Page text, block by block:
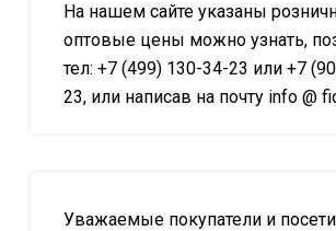
На нашем сайте указаны
оптовые цены можно узнать,
тел: +7 (499) 130-34-23 или +7
23, или написав на почту info @
Уважаемые покупатели и